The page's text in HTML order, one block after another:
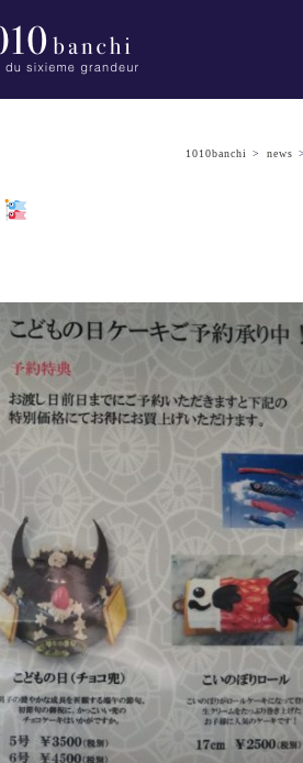
1010banchi > news